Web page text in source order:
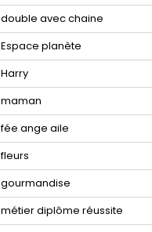
double avec chaine
Espace planète
Harry
maman
fée ange aile
fleurs
gourmandise
métier diplôme réussite